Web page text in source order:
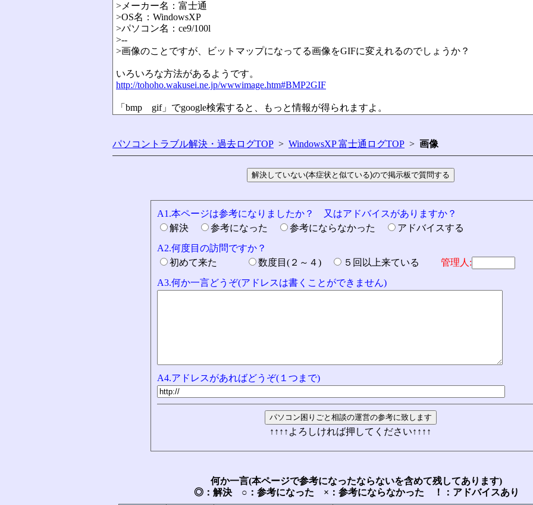
>メーカー名：富士通
>OS名：WindowsXP
>パソコン名：ce9/100l
>--
>画像のことですが、ビットマップになってる画像をGIFに変えれるのでしょうか？
いろいろな方法があるようです。
http://tohoho.wakusei.ne.jp/wwwimage.htm#BMP2GIF
「bmp gif」でgoogle検索すると、もっと情報が得られますよ。
パソコントラブル解決・過去ログTOP > WindowsXP 富士通ログTOP > 画像
A1.本ページは参考になりましたか？ 又はアドバイスがありますか？
解決
参考になった 参考にならなかった
アドバイスする
A2.何度目の訪問ですか？
初めて来た
数度目(２～４) ５回以上来ている 管理人:
A3.何か一言どうぞ(アドレスは書くことができません)
A4.アドレスがあればどうぞ(１つまで)
↑↑↑↑よろしければ押してください↑↑↑↑
何か一言(本ページで参考になったならないを含めて残してあります)
◎：解決 ○：参考になった ×：参考にならなかった ！：アドバイスあり